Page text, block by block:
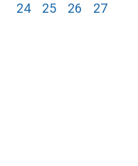
24
25 26 27